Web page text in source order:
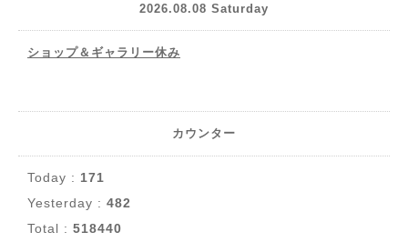
2026.08.08 Saturday
ショップ＆ギャラリー休み
カウンター
Today : 171
Yesterday : 482
Total : 518440